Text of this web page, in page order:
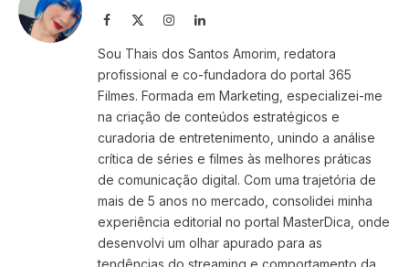
Facebook InstagramLinkedIn
Sou Thais dos Santos Amorim, redatora
profissional e co-fundadora do portal 365
Filmes. Formada em Marketing, especializei-me
na criação de conteúdos estratégicos e
curadoria de entretenimento, unindo a análise
crítica de séries e filmes às melhores práticas
de comunicação digital. Com uma trajetória de
mais de 5 anos no mercado, consolidei minha
experiência editorial no portal MasterDica, onde
desenvolvi um olhar apurado para as